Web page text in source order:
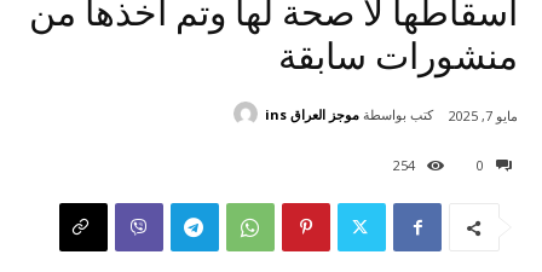
اسقاطها لا صحة لها وتم اخذها من
منشورات سابقة
0
254
مايو 7, 2025 كتب بواسطة موجز العراق ins